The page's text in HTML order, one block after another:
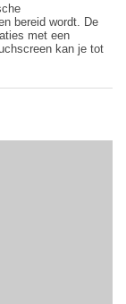
bereid wordt. De
met een
kan je tot